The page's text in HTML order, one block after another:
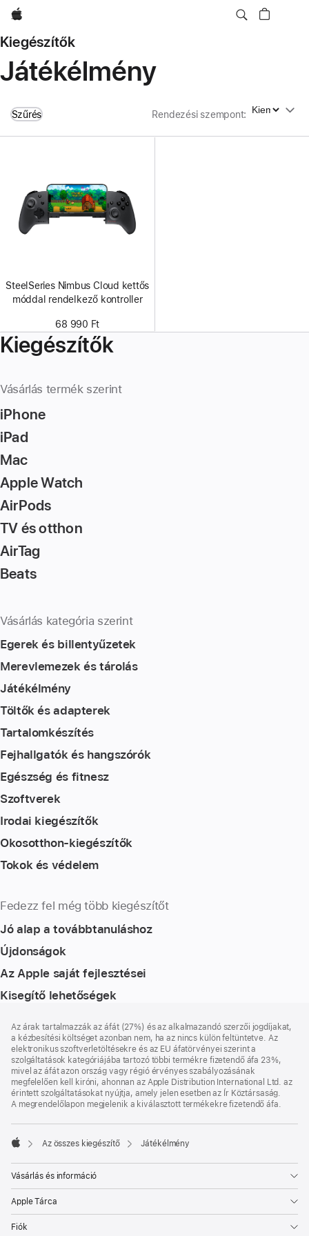
Apple
Kiegészítők
Játékélmény
Szűrés Rendezési szempont: Rendezési szempont
SteelSeries Nimbus Cloud kettős
móddal rendelkező kontroller
68 990 Ft
Kiegészítők
Vásárlás termék szerint
iPhone
iPad
Mac
Apple Watch
AirPods
TV és otthon
AirTag
Beats
Vásárlás kategória szerint
Egerek és billentyűzetek
Merevlemezek és tárolás
Játékélmény
Töltők és adapterek
Tartalomkészítés
Fejhallgatók és hangszórók
Egészség és fitnesz
Szoftverek
Irodai kiegészítők
Okosotthon-kiegészítők
Tokok és védelem
Fedezz fel még több kiegészítőt
Jó alap a továbbtanuláshoz
Újdonságok
Az Apple saját fejlesztései
Kisegítő lehetőségek
Az árak tartalmazzák az áfát (27%) és az alkalmazandó szerzői jogdíjakat,
a kézbesítési költséget azonban nem, ha az nincs külön feltüntetve. Az
elektronikus szoftverletöltésekre és az EU áfatörvényei szerint a
szolgáltatások kategóriájába tartozó többi termékre fizetendő áfa 23%,
mivel az áfát azon ország vagy régió érvényes szabályozásának
megfelelően kell kiróni, ahonnan az Apple Distribution International Ltd. az
érintett szolgáltatásokat nyújtja, amely jelen esetben az Ír Köztársaság.
A megrendelőlapon megjelenik a kiválasztott termékekre fizetendő áfa.
Az összes kiegészítő Játékélmény
Vásárlás és információ
Apple Tárca
Fiók